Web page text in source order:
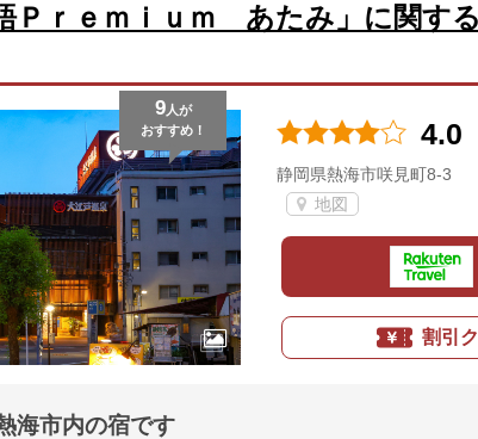
Ｐｒｅｍｉｕｍ あたみ」に関す
9人が
おすすめ！
4.0
静岡県熱海市咲見町8-3
地図
割引
海市内の宿です